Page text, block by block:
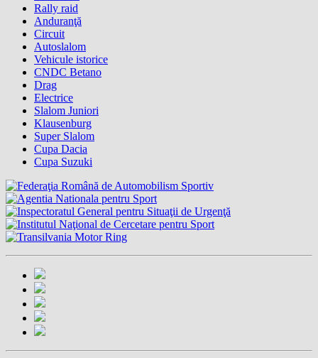
Rally raid
Anduranţă
Circuit
Autoslalom
Vehicule istorice
CNDC Betano
Drag
Electrice
Slalom Juniori
Klausenburg
Super Slalom
Cupa Dacia
Cupa Suzuki